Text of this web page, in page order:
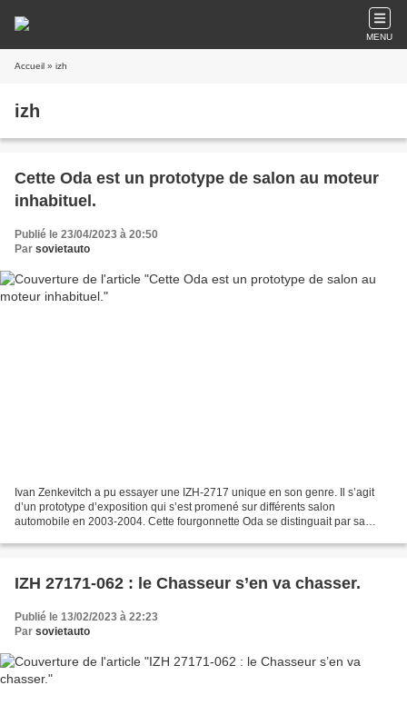
MENU
Accueil » izh
izh
Cette Oda est un prototype de salon au moteur
inhabituel.
Publié le 23/04/2023 à 20:50
Par sovietauto
Ivan Zenkevitch a pu essayer une IZH-2717 unique en son genre. Il s’agit
d’un prototype d’exposition qui s’est promené sur différents salon
automobile en 2003-2004. Cette fourgonnette Oda se distinguait par sa
IZH 27171-062 : le Chasseur s’en va chasser.
Publié le 13/02/2023 à 22:23
Par sovietauto